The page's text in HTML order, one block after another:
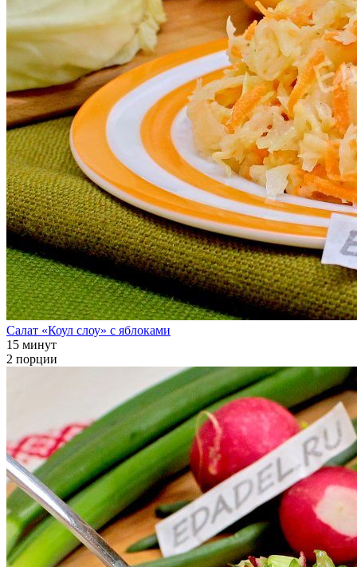
Салат «Коул слоу» с яблоками
15 минут
2 порции